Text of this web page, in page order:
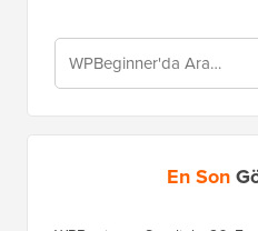
En Son